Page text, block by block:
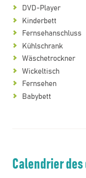
DVD-Player
Kinderbett
Fernsehanschluss
Kühlschrank
Wäschetrockner
Wickeltisch
Fernsehen
Babybett
Calendrier